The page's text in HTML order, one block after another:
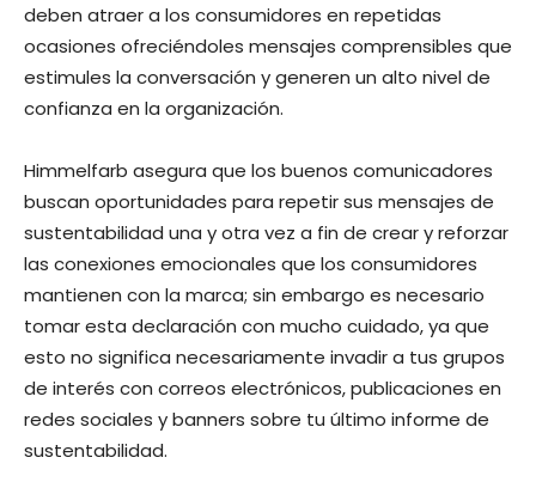
deben atraer a los consumidores en repetidas
ocasiones ofreciéndoles mensajes comprensibles que
estimules la conversación y generen un alto nivel de
confianza en la organización.
Himmelfarb asegura que los buenos comunicadores
buscan oportunidades para repetir sus mensajes de
sustentabilidad una y otra vez a fin de crear y reforzar
las conexiones emocionales que los consumidores
mantienen con la marca; sin embargo es necesario
tomar esta declaración con mucho cuidado, ya que
esto no significa necesariamente invadir a tus grupos
de interés con correos electrónicos, publicaciones en
redes sociales y banners sobre tu último informe de
sustentabilidad.